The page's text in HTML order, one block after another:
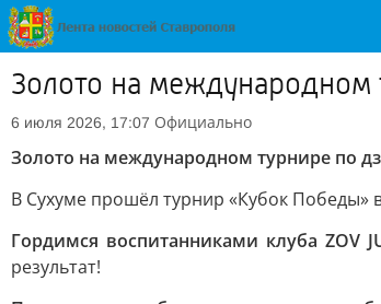
Золото на
6 июля 2026, 17:07 Официально
Золото на международном турнире по
В Сухуме прошёл турнир «Кубок Победы»
Гордимся воспитанниками клуба ZOV
результат!